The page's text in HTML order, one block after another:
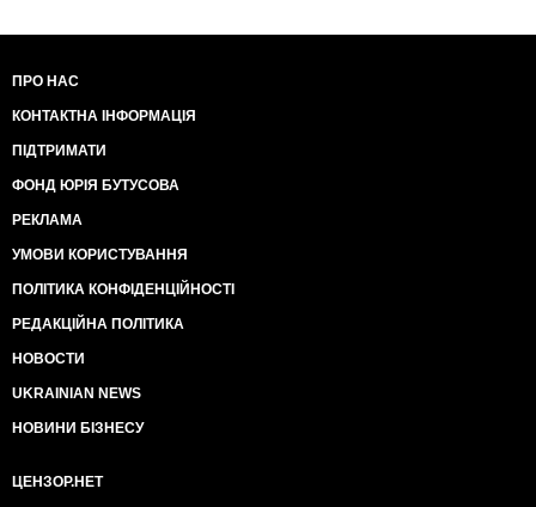
ПРО НАС
КОНТАКТНА ІНФОРМАЦІЯ
ПІДТРИМАТИ
ФОНД ЮРІЯ БУТУСОВА
РЕКЛАМА
УМОВИ КОРИСТУВАННЯ
ПОЛІТИКА КОНФІДЕНЦІЙНОСТІ
РЕДАКЦІЙНА ПОЛІТИКА
НОВОСТИ
UKRAINIAN NEWS
НОВИНИ БІЗНЕСУ
ЦЕНЗОР.НЕТ